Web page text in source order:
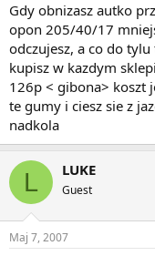
Gdy obnizasz autko
opon 205/40/17
odczujesz, a co do
kupisz w kazdym
126p < gibona> koszt
te gumy i ciesz sie z
nadkola
L LUKE
Guest
Maj 7, 2007